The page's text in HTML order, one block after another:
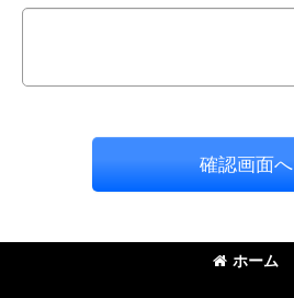
確認画面へ
ホーム